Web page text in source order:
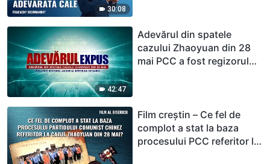
30:08
42:47
Adevărul din spatele
cazului Zhaoyuan din 28
mai PCC a fost regizorul
Film creștin – Ce fel de
complot a stat la baza
procesului PCC referitor la